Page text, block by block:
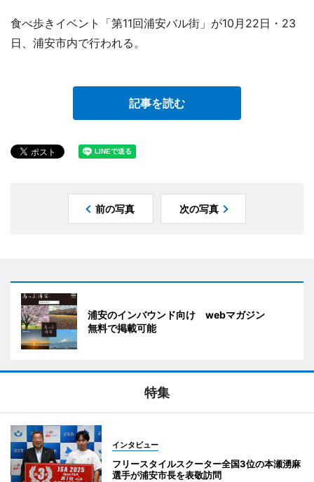
食べ歩きイベント「第11回浦安バル街」が10月22日・23
日、浦安市内で行われる。
記事を読む
前の写真 次の写真
浦安のインバウンド向け webマガジン
無料で掲載可能
特集
インタビュー
フリースタイルスクーター全国3位の本瀬湧麻
選手が浦安市長を表敬訪問